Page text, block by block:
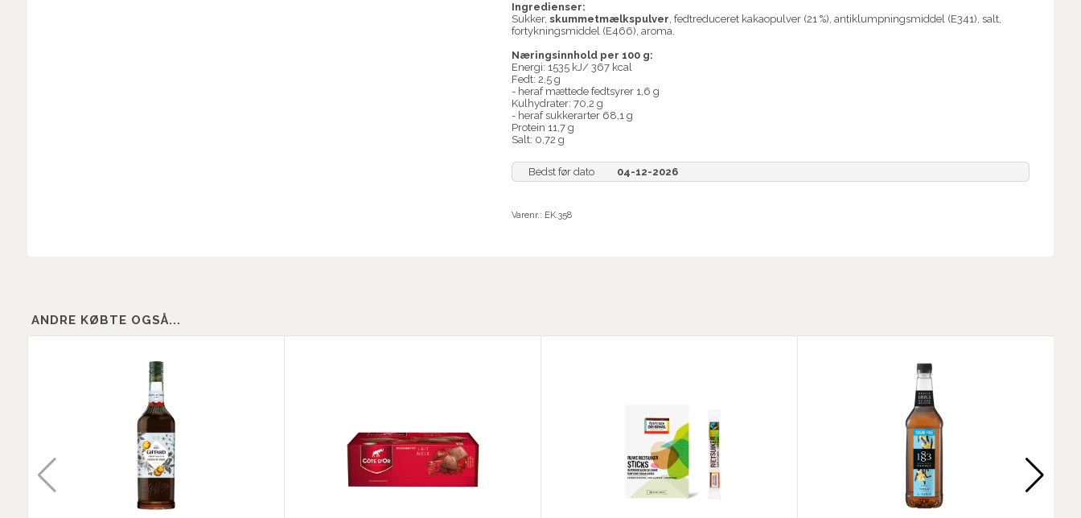
Ingredienser:
Sukker, skummetmælkspulver, fedtreduceret kakaopulver (21 %), antiklumpningsmiddel (E341), salt,
fortykningsmiddel (E466), aroma.
Næringsinnhold per 100 g:
Energi: 1535 kJ/ 367 kcal
Fedt: 2,5 g
- heraf mættede fedtsyrer 1,6 g
Kulhydrater: 70,2 g
- heraf sukkerarter 68,1 g
Protein 11,7 g
Salt: 0,72 g
Bedst før dato 04-12-2026
Varenr.: EK.358
ANDRE KØBTE OGSÅ...